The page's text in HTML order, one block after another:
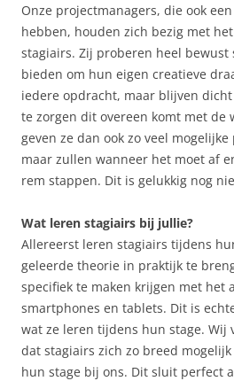
Onze projectmanagers, die ook
hebben, houden zich bezig met
stagiairs. Zij proberen heel
bieden om hun eigen creatieve
iedere opdracht, maar blijven
te zorgen dit overeen komt met de
geven ze dan ook zo veel
maar zullen wanneer het moet af
rem stappen. Dit is gelukkig nog
Wat leren stagiairs bij jullie?
Allereerst leren stagiairs tijdens
geleerde theorie in praktijk te
specifiek te maken krijgen met het
smartphones en tablets. Dit is
wat ze leren tijdens hun stage. Wij
dat stagiairs zich zo breed
hun stage bij ons. Dit sluit perfect